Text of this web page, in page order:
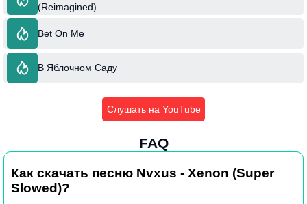
(Reimagined)
Bet On Me
В Яблочном Саду
Слушать на YouTube
FAQ
Как скачать песню Nvxus - Xenon (Super
Slowed)?